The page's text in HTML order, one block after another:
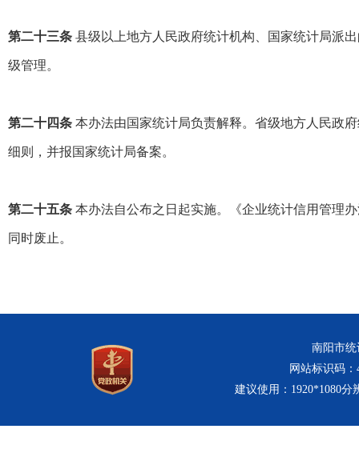
第二十三条 县级以上地方人民政府统计机构、国家统计局派
级管理。
第二十四条 本办法由国家统计局负责解释。省级地方人民政
细则，并报国家统计局备案。
第二十五条 本办法自公布之日起实施。《企业统计信用管理
同时废止。
南阳市统
网站标识码：
建议使用：1920*1080